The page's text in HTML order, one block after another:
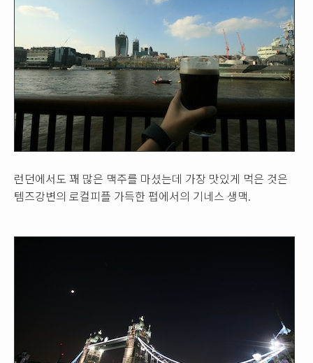
런던에서도 꽤 많은 맥주를 마셨는데 가장 맛있게 먹은 것은
템즈강변의 로컬피플 가득한 펍에서의 기네스 생맥.